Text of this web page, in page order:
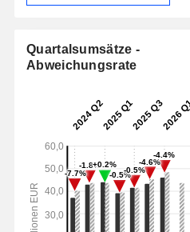
Quartalsumsätze -
Abweichungsrate